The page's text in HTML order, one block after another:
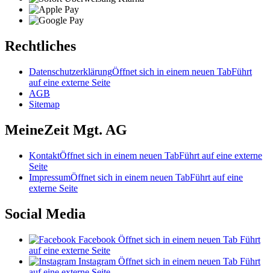
Rechtliches
DatenschutzerklärungÖffnet sich in einem neuen TabFührt
auf eine externe Seite
AGB
Sitemap
MeineZeit Mgt. AG
KontaktÖffnet sich in einem neuen TabFührt auf eine externe
Seite
ImpressumÖffnet sich in einem neuen TabFührt auf eine
externe Seite
Social Media
Facebook Öffnet sich in einem neuen Tab Führt
auf eine externe Seite
Instagram Öffnet sich in einem neuen Tab Führt